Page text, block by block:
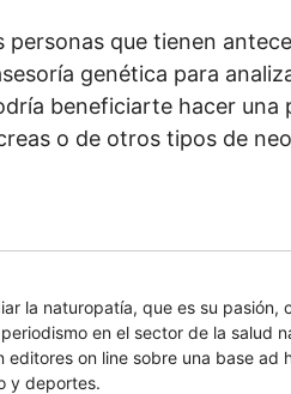
personas que tienen
genética para
beneficiarte hacer
o de otros tipos de
la naturopatía, que es su
en el sector de la salud
editores on line sobre una base ad
y deportes.